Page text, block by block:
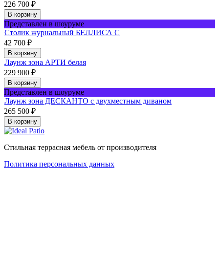
226 700 ₽
В корзину
Представлен в шоуруме
Столик журнальный БЕЛЛИСА С
42 700 ₽
В корзину
Лаунж зона АРТИ белая
229 900 ₽
В корзину
Представлен в шоуруме
Лаунж зона ДЕСКАНТО с двухместным диваном
265 500 ₽
В корзину
Стильная террасная мебель от производителя
Политика персональных данных